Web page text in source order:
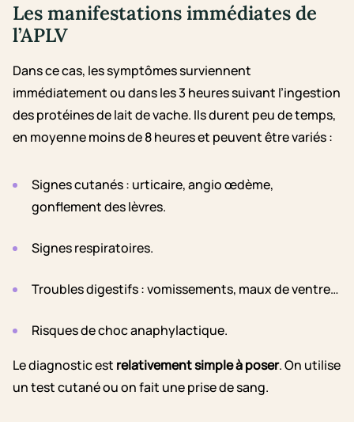
Les manifestations immédiates de
l’APLV
Dans ce cas, les symptômes surviennent
immédiatement ou dans les 3 heures suivant l’ingestion
des protéines de lait de vache. Ils durent peu de temps,
en moyenne moins de 8 heures et peuvent être variés :
Signes cutanés : urticaire, angio œdème,
gonflement des lèvres.
Signes respiratoires.
Troubles digestifs : vomissements, maux de ventre…
Risques de choc anaphylactique.
Le diagnostic est relativement simple à poser. On utilise
un test cutané ou on fait une prise de sang.